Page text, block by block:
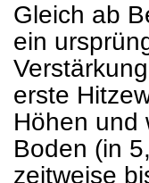
Gleich ab
ein
erste
Höhen und
Boden (in
zeitweise